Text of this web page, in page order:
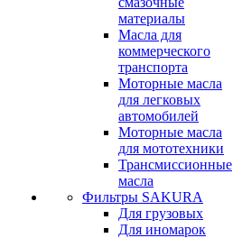
материалы
Масла для
коммерческого
транспорта
Моторные масла
для легковых
автомобилей
Моторные масла
для мототехники
Трансмиссионные
масла
Фильтры SAKURA
Для грузовых
Для иномарок